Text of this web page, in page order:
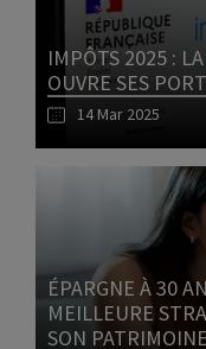
IMPÔTS 2025 :
OUVRE SES
14 Mar 2025
ÉPARGNE À 30
MEILLEURE
SON